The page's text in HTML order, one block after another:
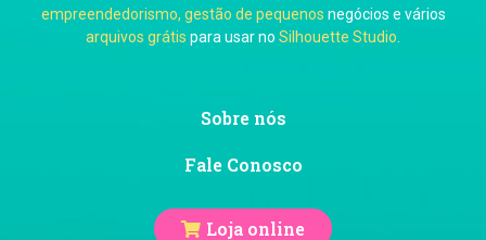
Ju Mirthes
empreendedorismo, gestão de pequenos negócios e vários
arquivos grátis para usar no Silhouette Studio
Sobre nós
Fale Conosco
Loja online